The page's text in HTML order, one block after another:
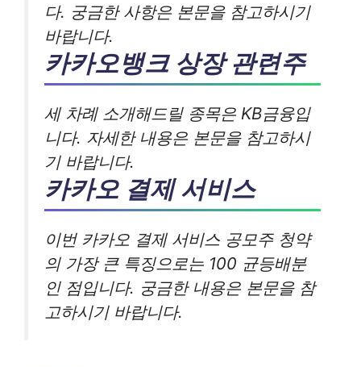
다. 궁금한 사항은 본문을 참고하시기
바랍니다.
카카오뱅크 상장 관련주
세 차례 소개해드릴 종목은 KB금융입
니다. 자세한 내용은 본문을 참고하시
기 바랍니다.
카카오 결제 서비스
이번 카카오 결제 서비스 공모주 청약
의 가장 큰 특징으로는 100 균등배분
인 점입니다. 궁금한 내용은 본문을 참
고하시기 바랍니다.